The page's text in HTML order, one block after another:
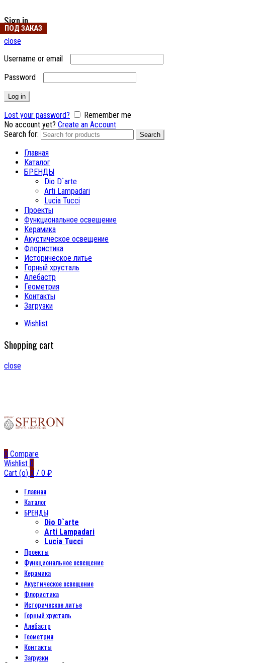
Sign in
close
Username or email
Password
Log in
Lost your password?
Remember me
No account yet? Create an Account
Search for:
Search
Главная
Каталог
БРЕНДЫ
Dio D`arte
Arti Lampadari
Lucia Tucci
Проекты
Функциональное освещение
Керамика
Акустическое освещение
Флористика
Историческое литье
Горный хрусталь
Алебастр
Геометрия
Контакты
Загрузки
Wishlist
Shopping cart
close
0 Compare
Wishlist 0
Cart (o) 0 / 0 ₽
Главная
Каталог
БРЕНДЫ
Dio D`arte
Arti Lampadari
Lucia Tucci
Проекты
Функциональное освещение
Керамика
Акустическое освещение
Флористика
Историческое литье
Горный хрусталь
Алебастр
Геометрия
Контакты
Загрузки
ПОД ЗАКАЗ